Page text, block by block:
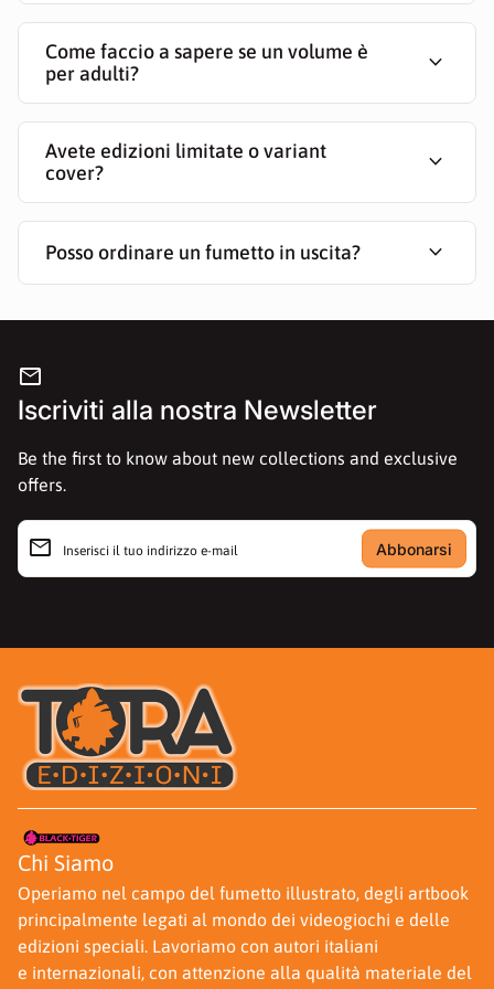
esistere... ma ti appartiene. Ogni scelta è un passo verso la
verità o verso qualcosa di più oscuro. Sopravvivere... o
perdere te stessa.
Pronta a metterti in gioco?
Testi: Lumira
Illustrazioni: Miss Chroma
__________________________________
Art Director: Michela Cacciatore
Brossurato con bandelle.
14,8x21 cm.
Lingua Italiana. Edito da Tora Edizioni. (c) 2026 Tutti i
diritti riservati
Come faccio a sapere se un volume è
per adulti?
expand_more
Avete edizioni limitate o variant
cover?
expand_more
Posso ordinare un fumetto in uscita? expand_more
mail
Iscriviti alla nostra Newsletter
Be the first to know about new collections and exclusive
offers.
Inserisci il tuo indirizzo e-mail
email
Casa
Casa
Chi Siamo
Operiamo nel campo del fumetto illustrato, degli artbook
principalmente legati al mondo dei videogiochi e delle
edizioni speciali. Lavoriamo con autori italiani
e internazionali, con attenzione alla qualità materiale del